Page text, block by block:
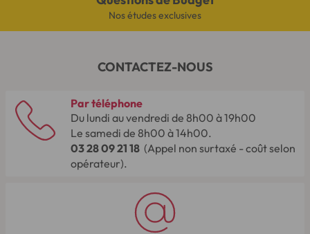
Nos études exclusives
CONTACTEZ-NOUS
Par téléphone
Du lundi au vendredi de 8h00 à 19h00
Le samedi de 8h00 à 14h00.
03 28 09 21 18 (Appel non surtaxé - coût selon
opérateur).